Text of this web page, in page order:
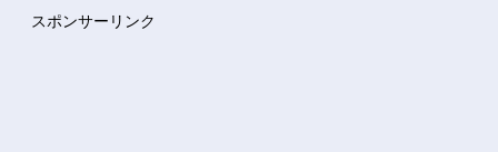
スポンサーリンク